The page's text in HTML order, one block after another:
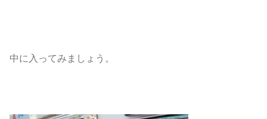
中に入ってみましょう。